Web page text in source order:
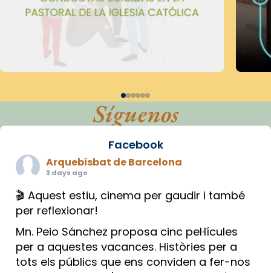
Síguenos
Facebook
Arquebisbat de Barcelona
3 days ago
🎬 Aquest estiu, cinema per gaudir i també
per reflexionar!
Mn. Peio Sánchez proposa cinc pel·lícules
per a aquestes vacances. Històries per a
tots els públics que ens conviden a fer-nos